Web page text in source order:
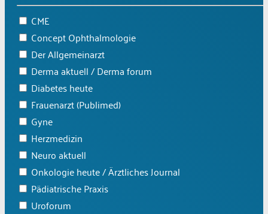
CME
Concept Ophthalmologie
Der Allgemeinarzt
Derma aktuell / Derma forum
Diabetes heute
Frauenarzt (Publimed)
Gyne
Herzmedizin
Neuro aktuell
Onkologie heute / Ärztliches Journal
Pädiatrische Praxis
Uroforum